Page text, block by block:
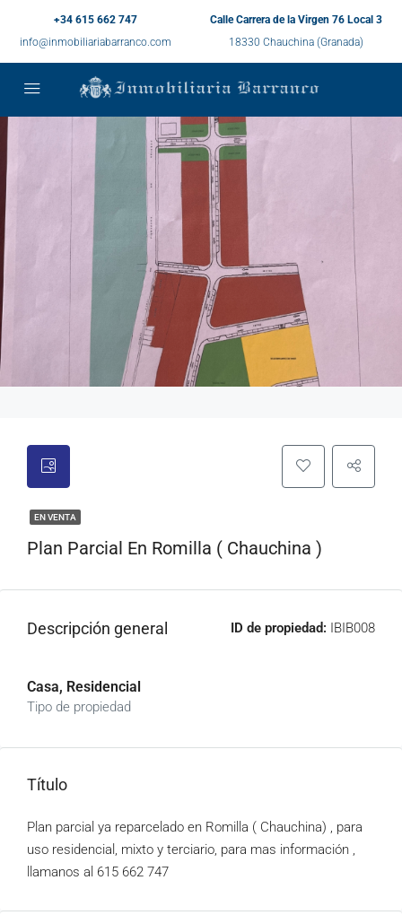
+34 615 662 747
info@inmobiliariabarranco.com
Calle Carrera de la Virgen 76 Local 3
18330 Chauchina (Granada)
EN VENTA
Plan Parcial En Romilla ( Chauchina )
Descripción general ID de propiedad: IBIB008
Casa, Residencial
Tipo de propiedad
Título
Plan parcial ya reparcelado en Romilla ( Chauchina) , para
uso residencial, mixto y terciario, para mas información ,
llamanos al 615 662 747